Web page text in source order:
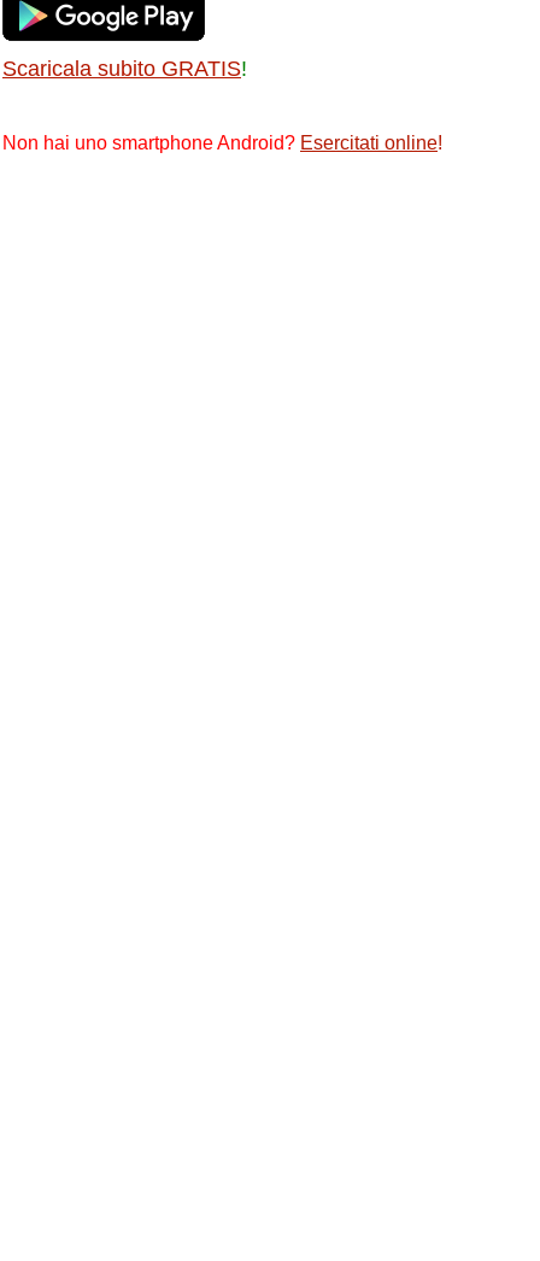
Scaricala subito GRATIS!
Non hai uno smartphone Android? Esercitati online!